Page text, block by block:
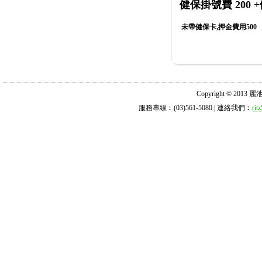
健保掛號費 200 +
未帶健保卡,押金費用500
Copyright © 2013 麗
服務專線︰(03)561-5080 | 連絡我們︰